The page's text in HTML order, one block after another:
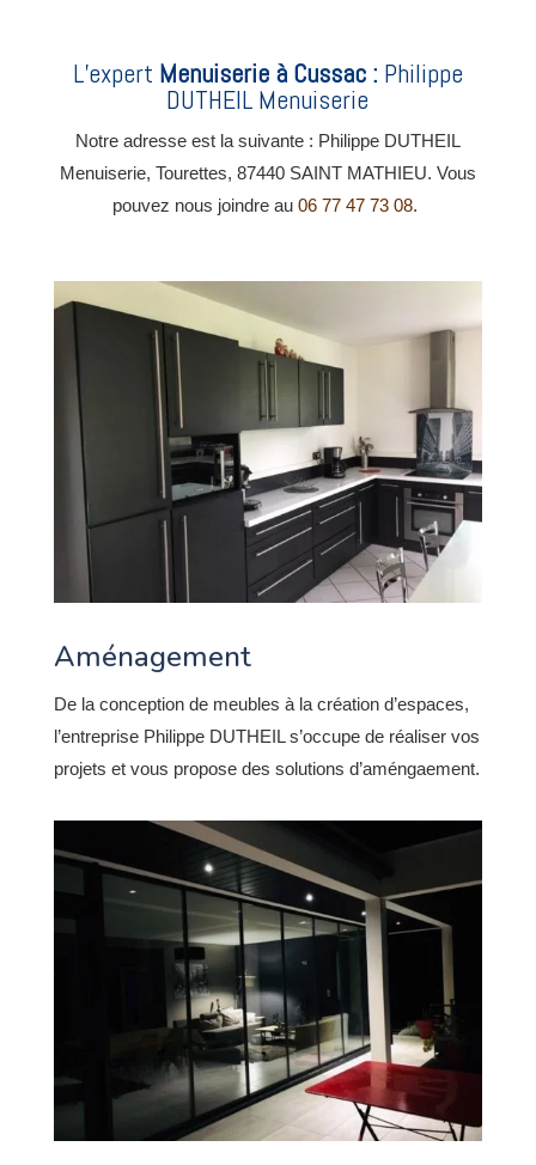
L’expert Menuiserie à Cussac: Philippe
DUTHEIL Menuiserie
Notre adresse est la suivante : Philippe DUTHEIL
Menuiserie, Tourettes, 87440 SAINT MATHIEU. Vous
pouvez nous joindre au06 77 47 73 08.
Aménagement
De la conception de meubles à la création d’espaces,
l’entreprise Philippe DUTHEIL s’occupe de réaliser vos
projets et vous propose des solutions d’améngaement.